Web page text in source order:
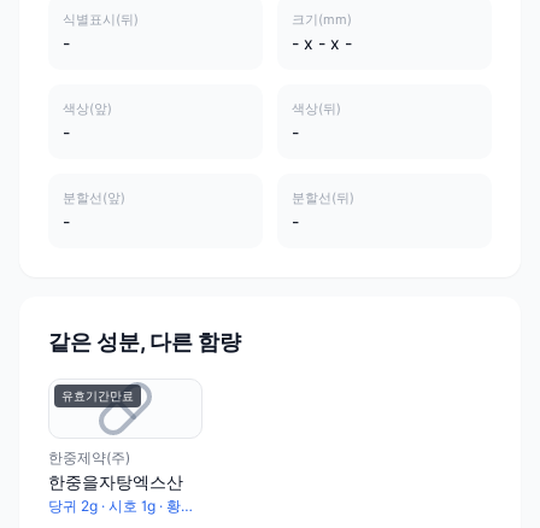
식별표시(뒤)
-
크기(mm)
- x - x -
색상(앞)
-
색상(뒤)
-
분할선(앞)
-
분할선(뒤)
-
같은 성분, 다른 함량
유효기간만료
한중제약(주)
한중을자탕엑스산
당귀 2g · 시호 1g · 황금 1g · 감초 1g · 승마 0.67g · 대황 0.5g